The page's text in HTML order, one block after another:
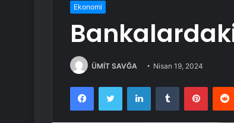
Ekonomi
ÜMİT SAVĞA Nisan 19, 2024
FacebookTwitter LinkedInTumblr